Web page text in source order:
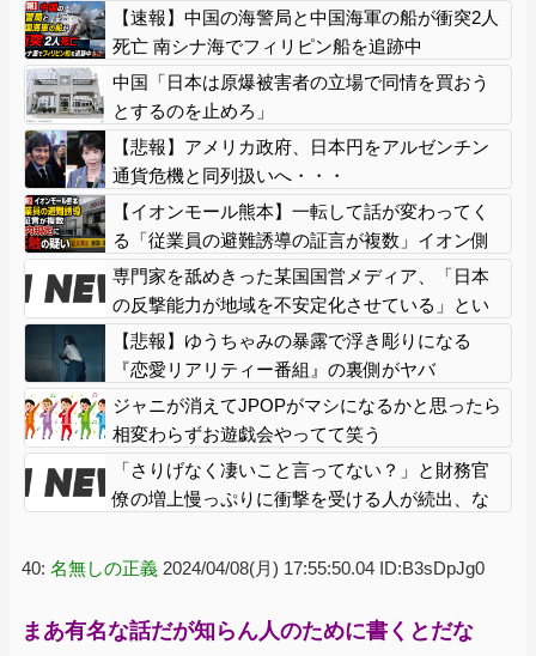
【速報】中国の海警局と中国海軍の船が衝突2人
死亡 南シナ海でフィリピン船を追跡中
中国「日本は原爆被害者の立場で同情を買おう
とするのを止めろ」
【悲報】アメリカ政府、日本円をアルゼンチン
通貨危機と同列扱いへ・・・
【イオンモール熊本】一転して話が変わってく
る「従業員の避難誘導の証言が複数」イオン側
が社内規定に抵触していた疑い
専門家を舐めきった某国国営メディア、「日本
の反撃能力が地域を不安定化させている」とい
うストーリーで番組制作を進めようとする
も……
【悲報】ゆうちゃみの暴露で浮き彫りになる
『恋愛リアリティー番組』の裏側がヤバ
イ・・・・・
ジャニが消えてJPOPがマシになるかと思ったら
相変わらずお遊戯会やってて笑う
「さりげなく凄いこと言ってない？」と財務官
僚の増上慢っぷりに衝撃を受ける人が続出、な
40: 名無しの正義 2024/04/08(月) 17:55:50.04 ID:B3sDpJg0
まあ有名な話だが知らん人のために書くとだな